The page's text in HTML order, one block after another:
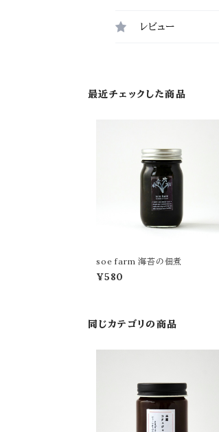
レビュー
最近チェックした商品
soe farm 海苔の佃煮
¥580
同じカテゴリの商品